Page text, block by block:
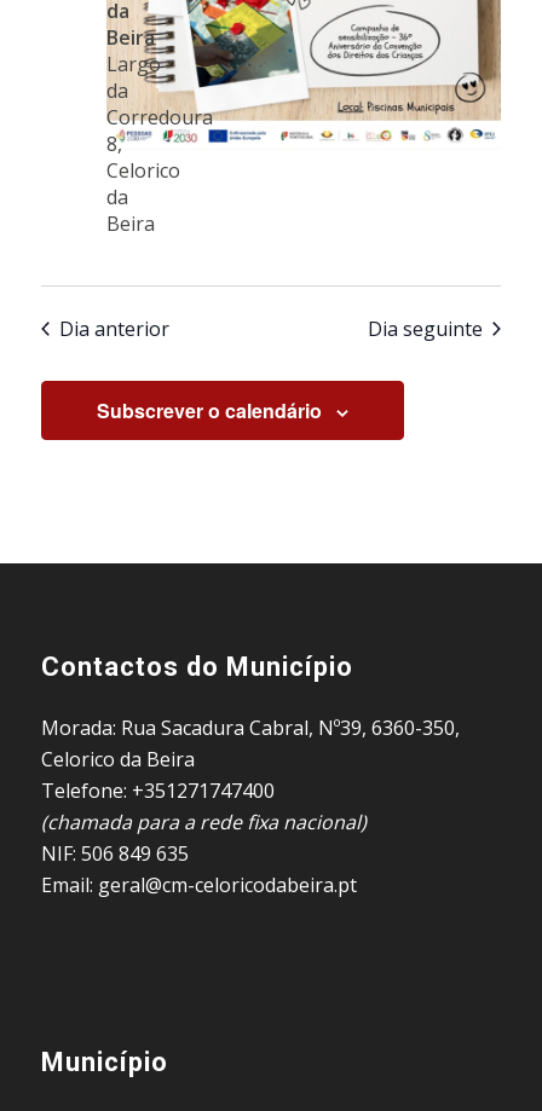
da
Beira
Largo
da
Corredoura
8,
Celorico
da
Beira
Dia anterior Dia seguinte
Subscrever o calendário
Contactos do Município
Morada: Rua Sacadura Cabral, Nº39, 6360-350,
Celorico da Beira
Telefone: +351271747400
(chamada para a rede fixa nacional)
NIF: 506 849 635
Email: geral@cm-celoricodabeira.pt
Município